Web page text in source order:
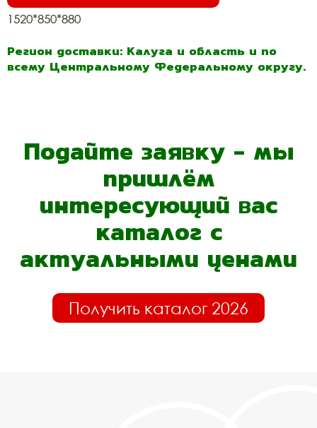
1520*850*880
Регион доставки: Калуга и область и по
всему Центральному Федеральному округу.
Подайте заявку - мы
пришлём
интересующий вас
каталог с
актуальными ценами
Получить каталог 2026